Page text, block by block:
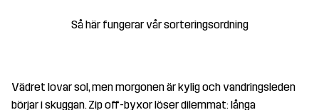
Så här fungerar vår sorteringsordning
Vädret lovar sol, men morgonen är kylig och vandringsleden
börjar i skuggan. Zip off-byxor löser dilemmat: långa